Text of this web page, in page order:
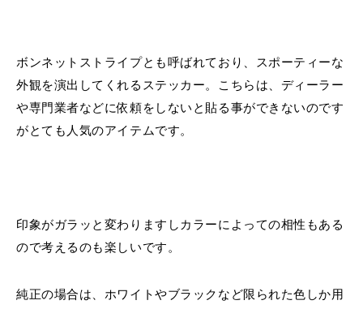
ボンネットストライプとも呼ばれており、スポーティーな
外観を演出してくれるステッカー。こちらは、ディーラー
や専門業者などに依頼をしないと貼る事ができないのです
がとても人気のアイテムです。
印象がガラッと変わりますしカラーによっての相性もある
ので考えるのも楽しいです。
純正の場合は、ホワイトやブラックなど限られた色しか用